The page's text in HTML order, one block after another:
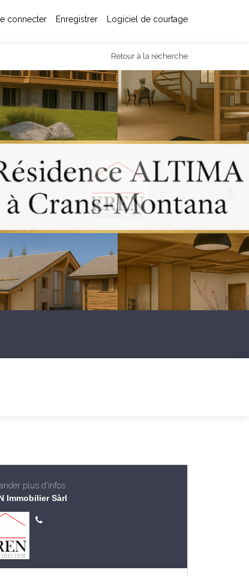
connecter Enregistrer Logiciel de courtage
Retour à la recherche
plus d'infos
Immobilier Sàrl